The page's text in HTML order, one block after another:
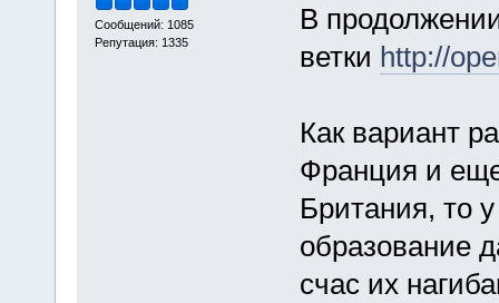
Сообщений: 1085
Репутация: 1335
В
ветки http://
Как вариант
Франция и
Британия, то
образование
счас их